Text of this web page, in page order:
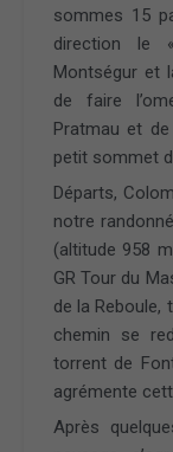
sommes 15
direction le «
Montségur et
de faire
Pratmau et
petit sommet
Départs,
notre
(altitude 958
GR Tour du
de la Reboule,
chemin se
torrent de
agrémente
Après